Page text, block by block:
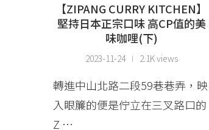
【ZIPANG CURRY KITCHEN】
堅持日本正宗口味 高CP值的美
味咖哩(下)
2023-11-24 2.1K views
轉進中山北路二段59巷巷弄，映
入眼簾的便是佇立在三叉路口的
Z …